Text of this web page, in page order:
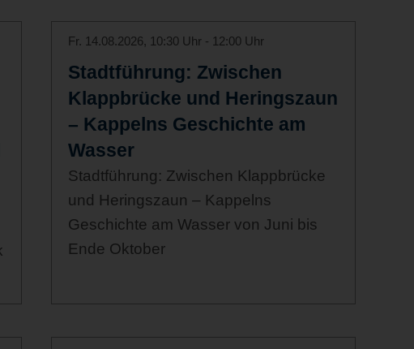
Fr. 14.08.2026, 10:30 Uhr - 12:00 Uhr
Stadtführung: Zwischen
Klappbrücke und Heringszaun
– Kappelns Geschichte am
Wasser
Stadtführung: Zwischen Klappbrücke
und Heringszaun – Kappelns
Geschichte am Wasser von Juni bis
Ende Oktober